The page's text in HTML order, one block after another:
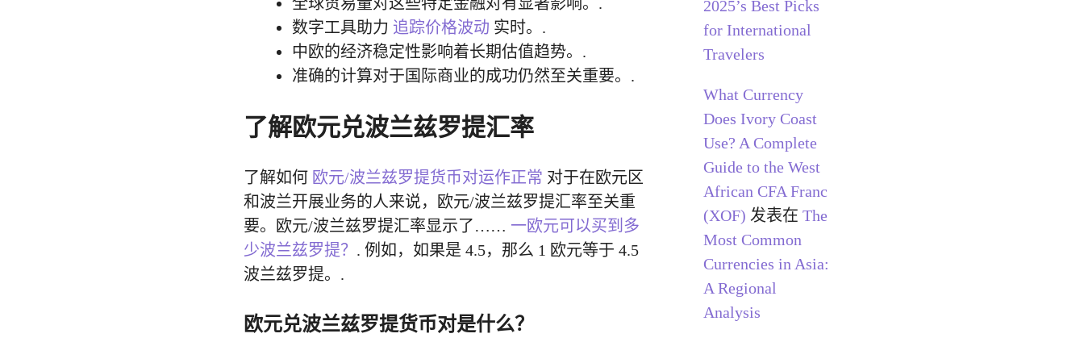
数字工具助力 追踪价格波动 实时。.
中欧的经济稳定性影响着长期估值趋势。.
准确的计算对于国际商业的成功仍然至关重要。.
了解欧元兑波兰兹罗提汇率
了解如何 欧元/波兰兹罗提货币对运作正常 对于在欧元区
和波兰开展业务的人来说，欧元/波兰兹罗提汇率至关重
要。欧元/波兰兹罗提汇率显示了…… 一欧元可以买到多
少波兰兹罗提？ . 例如，如果是 4.5，那么 1 欧元等于 4.5
波兰兹罗提。.
欧元兑波兰兹罗提货币对是什么？
2025’s Best Picks
for International
Travelers
What Currency
Does Ivory Coast
Use? A Complete
Guide to the West
African CFA Franc
(XOF) 发表在 The
Most Common
Currencies in Asia:
A Regional
Analysis